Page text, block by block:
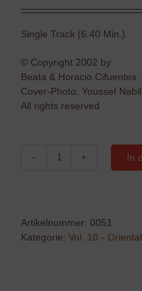
Single Track (6:40 Min.)
© Copyright 2002 by
Beata & Horacio Cifuentes
Cover-Photo: Youssef Nabil
All rights reserved
07
Maak
Menge
In
Artikelnummer: 0051
Kategorie: Vol. 10 -